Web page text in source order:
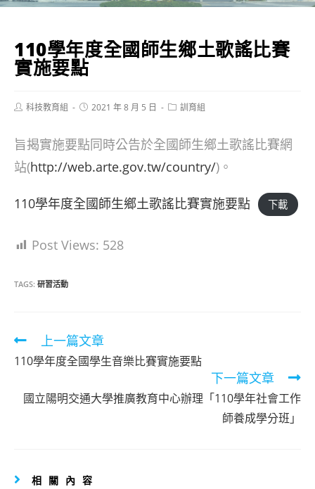
110學年度全國師生鄉土歌謠比賽
實施要點
Post科技教育組
Post2021 年 8 月 5 日
Post訓育組
旨揭實施要點同時公告於全國師生鄉土歌謠比賽網
站(http://web.arte.gov.tw/country/)。
110學年度全國師生鄉土歌謠比賽實施要點 下載
Post Views: 528
TAGS: 研習活動
Read
more
上一篇文章
110學年度全國學生音樂比賽實施要點
下一篇文章
國立陽明交通大學推廣教育中心辦理「110學年社會工作
師養成學分班」
相關內容